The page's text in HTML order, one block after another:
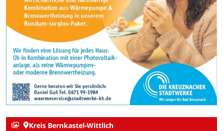
Kreis Bernkastel-Wittlich